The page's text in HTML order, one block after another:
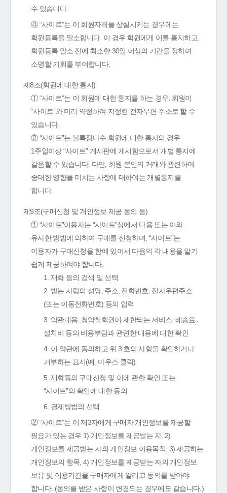
수 있습니다.
④ “사이트”는 이 회원자격을 상실시키는 경우에는
회원등록을 말소합니다. 이 경우 회원에게 이를 통지하고,
회원등록 말소 전에 최소한 30일 이상의 기간을 정하여
소명할 기회를 부여합니다.
제8조(회원에 대한 통지)
① “사이트”는 이 회원에 대한 통지를 하는 경우, 회원이
“사이트”와 미리 약정하여 지정한 전자우편 주소로 할 수
있습니다.
② “사이트”는 불특정다수 회원에 대한 통지의 경우
1주일이상 “사이트” 게시판에 게시함으로서 개별 통지에
갈음할 수 있습니다. 다만, 회원 본인의 거래와 관련하여
중대한 영향을 미치는 사항에 대하여는 개별통지를
합니다.
제9조(구매신청 및 개인정보 제공 동의 등)
① “사이트”이용자는 “사이트”상에서 다음 또는 이와
유사한 방법에 의하여 구매를 신청하며, “사이트”는
이용자가 구매신청을 함에 있어서 다음의 각 내용을 알기
쉽게 제공하여야 합니다.
1. 재화 등의 검색 및 선택
2. 받는 사람의 성명, 주소, 전화번호, 전자우편주소
(또는 이동전화번호) 등의 입력
3. 약관내용, 청약철회권이 제한되는 서비스, 배송료․
설치비 등의 비용부담과 관련한 내용에 대한 확인
4. 이 약관에 동의하고 위 3.호의 사항을 확인하거나
거부하는 표시(예, 마우스 클릭)
5. 재화등의 구매신청 및 이에 관한 확인 또는
“사이트”의 확인에 대한 동의
6. 결제방법의 선택
② “사이트”는 이 제3자에게 구매자 개인정보를 제공할
필요가 있는 경우 1) 개인정보를 제공받는 자, 2)
개인정보를 제공받는 자의 개인정보 이용목적, 3) 제공하는
개인정보의 항목, 4) 개인정보를 제공받는 자의 개인정보
보유 및 이용기간을 구매자에게 알리고 동의를 받아야
합니다. (동의를 받은 사항이 변경되는 경우에도 같습니다.)